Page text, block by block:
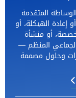
المتقدمة
إعادة الهيكلة، أو
أو منشأة
المنظم —
وحلول مصممة